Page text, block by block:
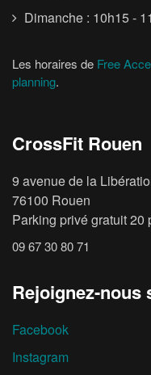
Dimanche : 10h15 -
Les horaires de Free
planning.
CrossFit Rouen
9 avenue de la
76100 Rouen
Parking privé gratuit
09 67 30 80 71
Rejoignez-nous
Facebook
Instagram